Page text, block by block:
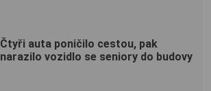
Čtyři auta poničilo cestou, pak
narazilo vozidlo se seniory do budovy